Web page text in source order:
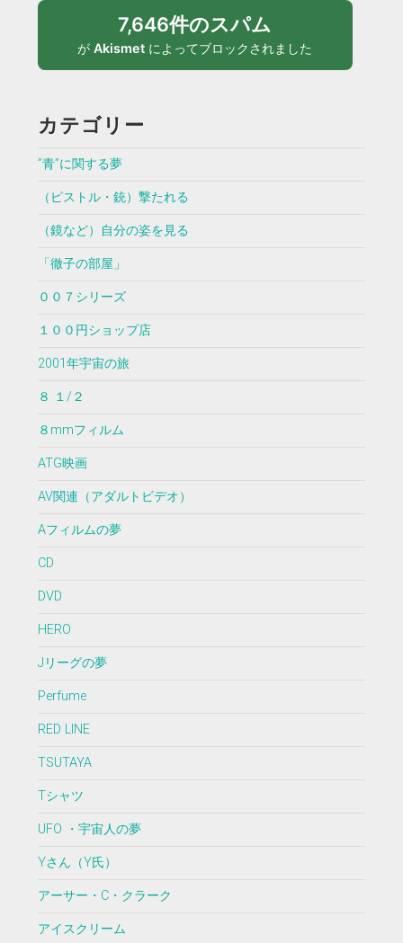
7,646件のスパム
がAkismet によってブロックされました
カテゴリー
”青”に関する夢
（ピストル・銃）撃たれる
（鏡など）自分の姿を見る
「徹子の部屋」
００７シリーズ
１００円ショップ店
2001年宇宙の旅
８ １/２
８mmフィルム
ATG映画
AV関連（アダルトビデオ）
Aフィルムの夢
CD
DVD
HERO
Jリーグの夢
Perfume
RED LINE
TSUTAYA
Tシャツ
UFO ・宇宙人の夢
Yさん（Y氏）
アーサー・C・クラーク
アイスクリーム